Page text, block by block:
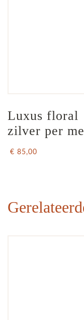
Luxus floral
zilver per
€ 85,00